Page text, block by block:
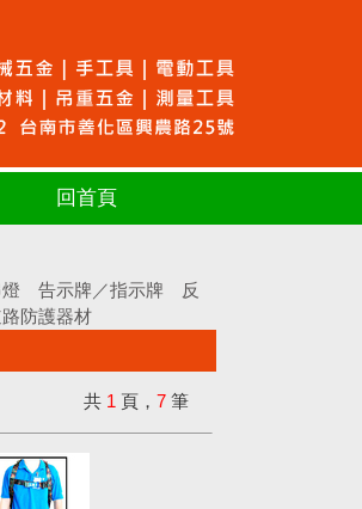
回首頁
告示牌／指示牌
反
防護器材
共 1 頁， 7 筆